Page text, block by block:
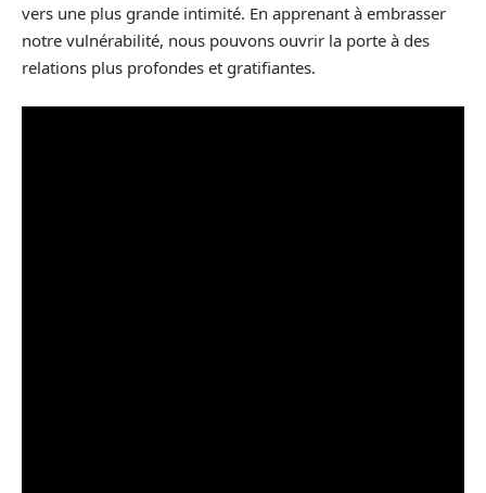
vers une plus grande intimité. En apprenant à embrasser
notre vulnérabilité, nous pouvons ouvrir la porte à des
relations plus profondes et gratifiantes.